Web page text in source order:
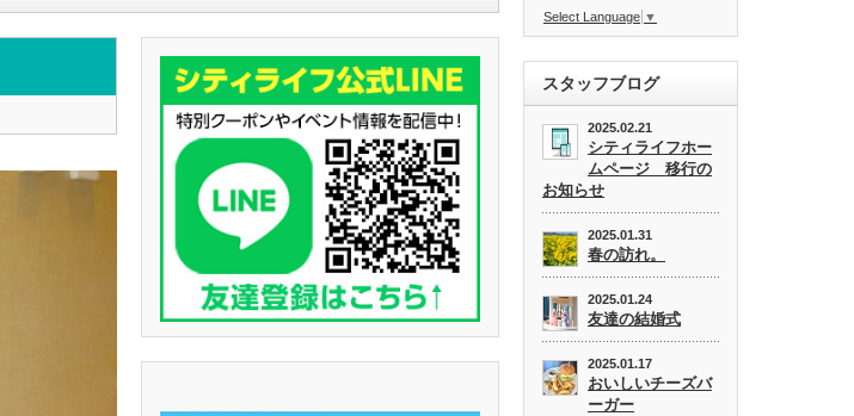
Select Language ▼
スタッフブログ
2025.02.21
シティライフホー
ムページ 移行の
お知らせ
2025.01.31
春の訪れ。
2025.01.24
友達の結婚式
2025.01.17
おいしいチーズバ
ーガー